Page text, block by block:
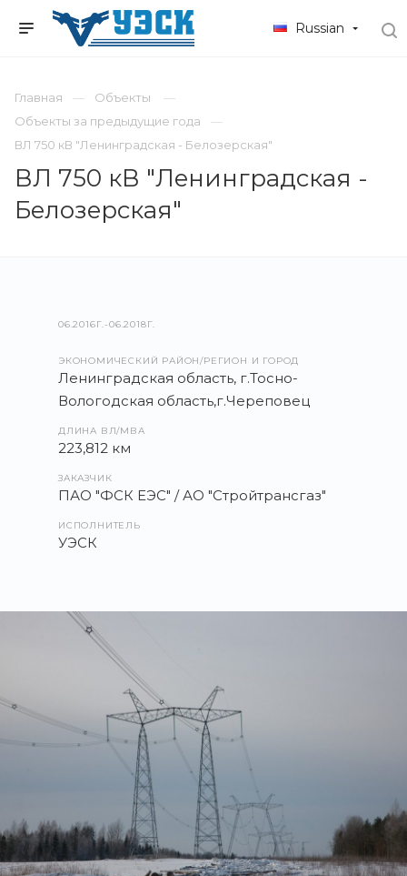
Russian
Главная
Объекты
Объекты за предыдущие года
ВЛ 750 кВ "Ленинградская - Белозерская"
ВЛ 750 кВ "Ленинградская -
Белозерская"
06.2016Г.-06.2018Г.
ЭКОНОМИЧЕСКИЙ РАЙОН/РЕГИОН И ГОРОД
Ленинградская область, г.Тосно-
Вологодская область,г.Череповец
ДЛИНА ВЛ/МВА
223,812 км
ЗАКАЗЧИК
ПАО "ФСК ЕЭС" / АО "Стройтрансгаз"
ИСПОЛНИТЕЛЬ
УЭСК